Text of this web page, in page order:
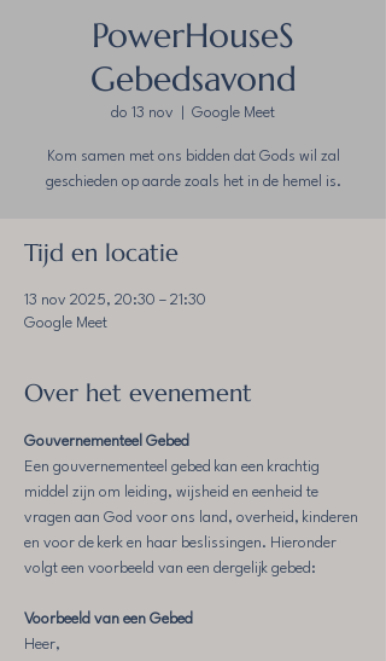
PowerHouseS
Gebedsavond
do 13 nov Google Meet
Kom samen met ons bidden dat Gods wil zal
geschieden op aarde zoals het in de hemel is.
Tijd en locatie
13 nov 2025, 20:30 – 21:30
Google Meet
Over het evenement
Gouvernementeel Gebed
Een gouvernementeel gebed kan een krachtig
middel zijn om leiding, wijsheid en eenheid te
vragen aan God voor ons land, overheid, kinderen
en voor de kerk en haar beslissingen. Hieronder
volgt een voorbeeld van een dergelijk gebed:
Voorbeeld van een Gebed
Heer,